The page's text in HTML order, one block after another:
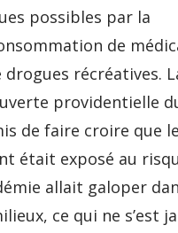
possibles par la
de
drogues récréatives.
providentielle
de faire croire que
était exposé au
allait galoper
ce qui ne s’est